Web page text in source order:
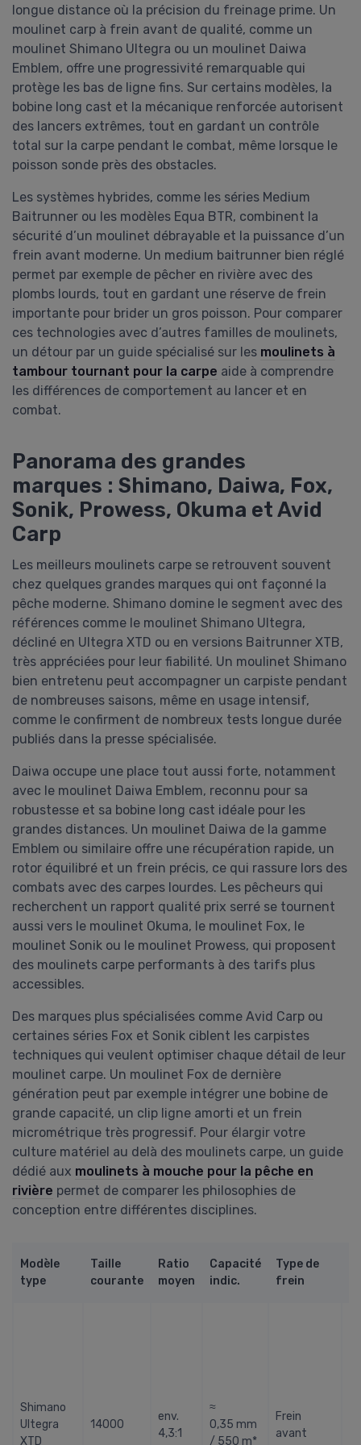
longue distance où la précision du freinage prime. Un
moulinet carp à frein avant de qualité, comme un
moulinet Shimano Ultegra ou un moulinet Daiwa
Emblem, offre une progressivité remarquable qui
protège les bas de ligne fins. Sur certains modèles, la
bobine long cast et la mécanique renforcée autorisent
des lancers extrêmes, tout en gardant un contrôle
total sur la carpe pendant le combat, même lorsque le
poisson sonde près des obstacles.
Les systèmes hybrides, comme les séries Medium
Baitrunner ou les modèles Equa BTR, combinent la
sécurité d’un moulinet débrayable et la puissance d’un
frein avant moderne. Un medium baitrunner bien réglé
permet par exemple de pêcher en rivière avec des
plombs lourds, tout en gardant une réserve de frein
importante pour brider un gros poisson. Pour comparer
ces technologies avec d’autres familles de moulinets,
un détour par un guide spécialisé sur les moulinets à
tambour tournant pour la carpe aide à comprendre
les différences de comportement au lancer et en
combat.
Panorama des grandes
marques : Shimano, Daiwa, Fox,
Sonik, Prowess, Okuma et Avid
Carp
Les meilleurs moulinets carpe se retrouvent souvent
chez quelques grandes marques qui ont façonné la
pêche moderne. Shimano domine le segment avec des
références comme le moulinet Shimano Ultegra,
décliné en Ultegra XTD ou en versions Baitrunner XTB,
très appréciées pour leur fiabilité. Un moulinet Shimano
bien entretenu peut accompagner un carpiste pendant
de nombreuses saisons, même en usage intensif,
comme le confirment de nombreux tests longue durée
publiés dans la presse spécialisée.
Daiwa occupe une place tout aussi forte, notamment
avec le moulinet Daiwa Emblem, reconnu pour sa
robustesse et sa bobine long cast idéale pour les
grandes distances. Un moulinet Daiwa de la gamme
Emblem ou similaire offre une récupération rapide, un
rotor équilibré et un frein précis, ce qui rassure lors des
combats avec des carpes lourdes. Les pêcheurs qui
recherchent un rapport qualité prix serré se tournent
aussi vers le moulinet Okuma, le moulinet Fox, le
moulinet Sonik ou le moulinet Prowess, qui proposent
des moulinets carpe performants à des tarifs plus
accessibles.
Des marques plus spécialisées comme Avid Carp ou
certaines séries Fox et Sonik ciblent les carpistes
techniques qui veulent optimiser chaque détail de leur
moulinet carpe. Un moulinet Fox de dernière
génération peut par exemple intégrer une bobine de
grande capacité, un clip ligne amorti et un frein
micrométrique très progressif. Pour élargir votre
culture matériel au delà des moulinets carpe, un guide
dédié aux moulinets à mouche pour la pêche en
rivière permet de comparer les philosophies de
conception entre différentes disciplines.
Modèle
type
Taille
courante
Ratio
moyen
Capacité
indic.
Type de
frein
Shimano
Ultegra
XTD
14000
env.
4,3:1
≈
0,35 mm
/ 550 m*
Frein
avant